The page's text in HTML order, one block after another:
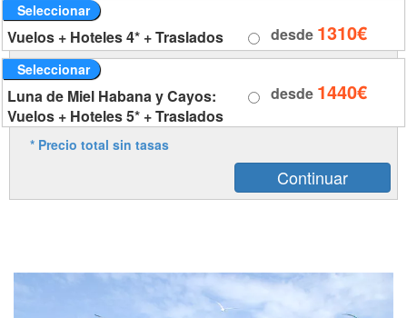
Seleccionar
Vuelos + Hoteles 4* + Traslados desde 1310€
Seleccionar
Luna de Miel Habana y Cayos:
Vuelos + Hoteles 5* + Traslados
desde 1440€
* Precio total sin tasas